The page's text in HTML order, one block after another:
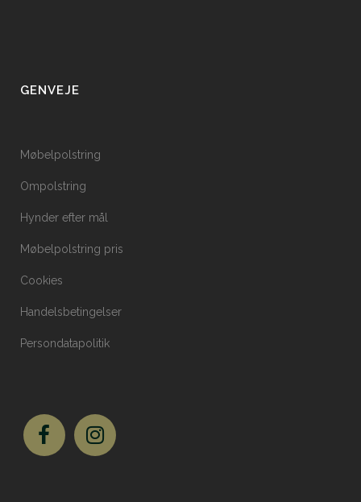
GENVEJE
Møbelpolstring
Ompolstring
Hynder efter mål
Møbelpolstring pris
Cookies
Handelsbetingelser
Persondatapolitik